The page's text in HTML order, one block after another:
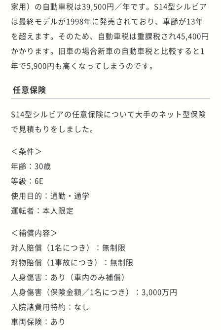
家用）の自動車税は39,500円／年です。S14型シルビア
は最終モデルが1998年に発売されており、車齢が13年
を超えます。そのため、自動車税は重課税され45,400円
かかります。旧車の場合新車の自動車税と比較すると1
年で5,900円も高くなってしまうのです。
任意保険
S14型シルビアの任意保険について大手のネット型保険
で見積もりをしました。
＜条件＞
年齢：30歳
等級：6E
使用目的：通勤・通学
運転者：本人限定
＜補償内容＞
対人賠償（1名につき）：無制限
対物賠償（1事故につき）：無制限
人身傷害：あり（車内のみ補償）
人身傷害（保険金額／1名につき）：3,000万円
入院諸費用特約：なし
車両保険：あり